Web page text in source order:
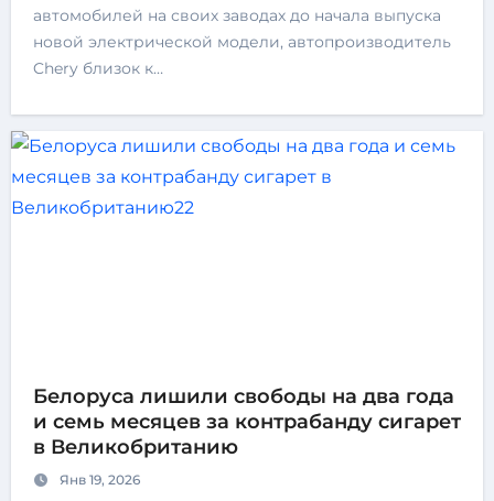
автомобилей на своих заводах до начала выпуска
новой электрической модели, автопроизводитель
Chery близок к…
Белоруса лишили свободы на два года
и семь месяцев за контрабанду сигарет
в Великобританию
Янв 19, 2026